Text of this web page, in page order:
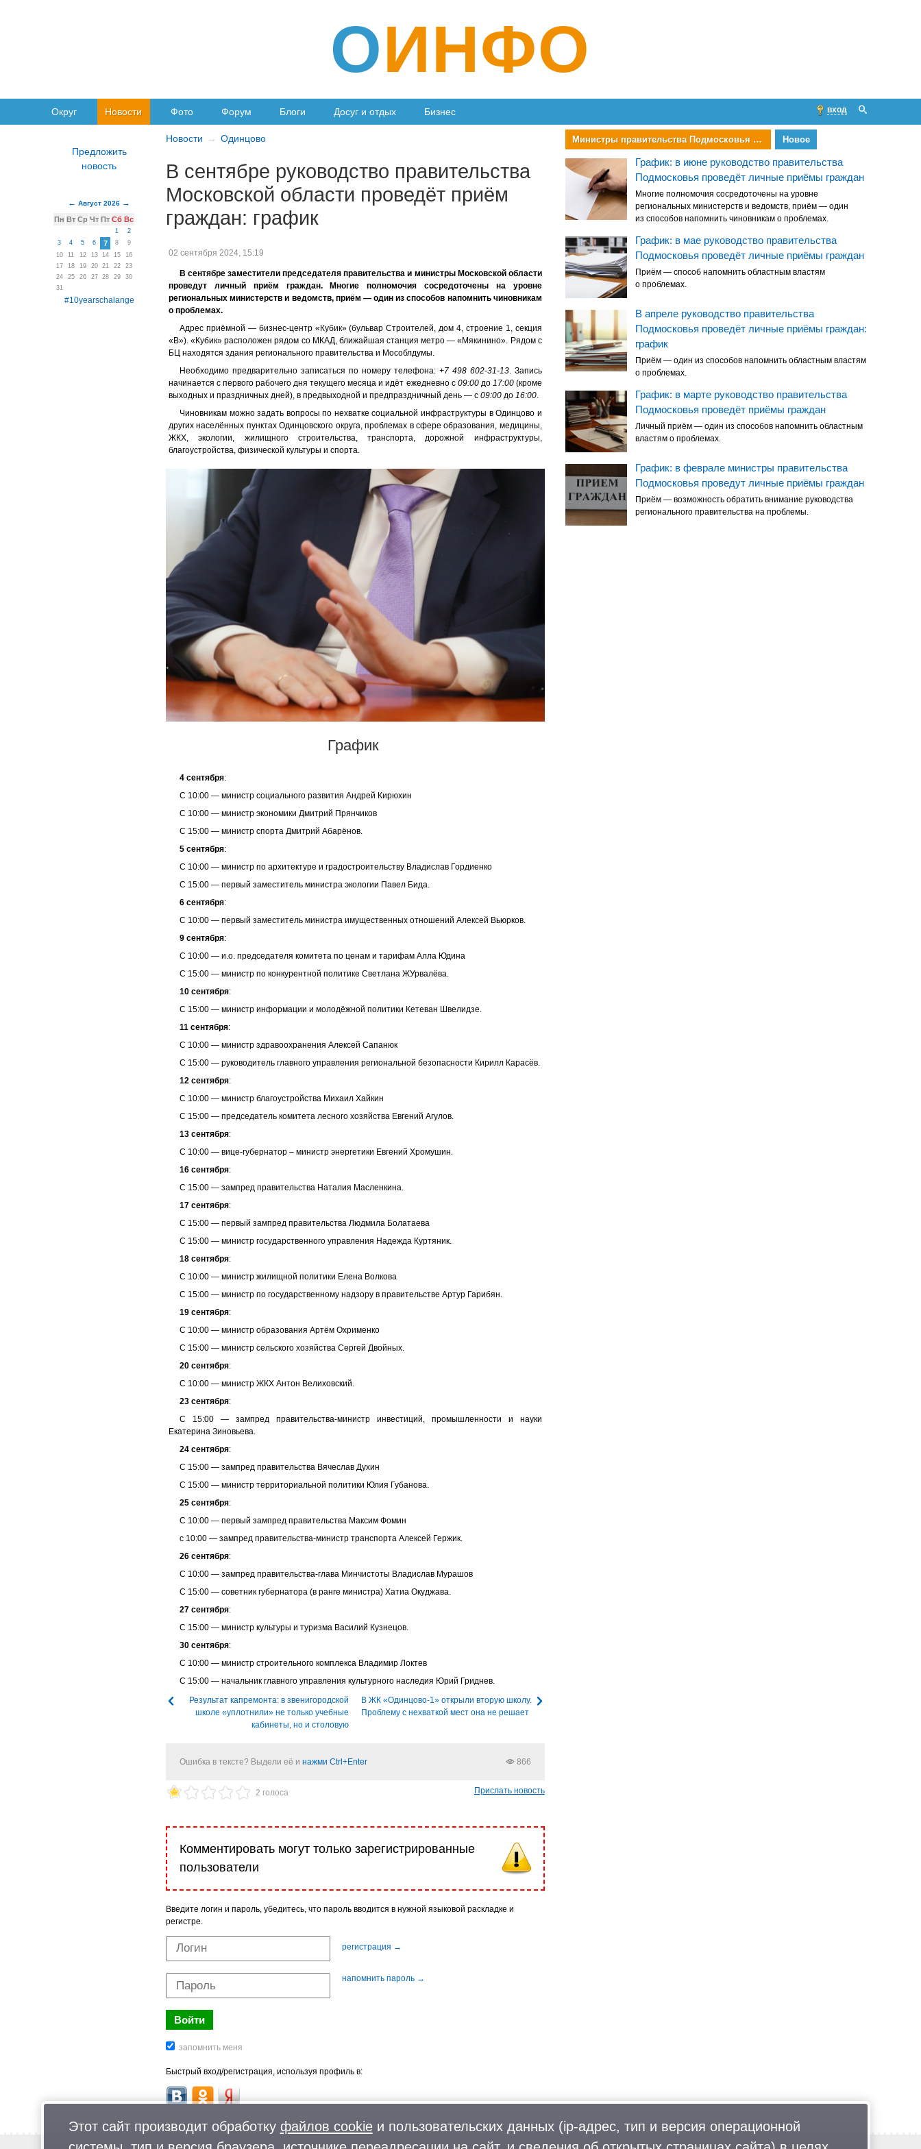
ОИНФО
Округ Новости Фото Форум Блоги Досуг и отдых Бизнес вход
Новости Одинцово
В сентябре руководство правительства
Московской области проведёт приём
граждан: график
02 сентября 2024, 15:19
В сентябре заместители председателя правительства и министры Московской области
проведут личный приём граждан. Многие полномочия сосредоточены на уровне
региональных министерств и ведомств, приём — один из способов напомнить чиновникам
о проблемах.
Адрес приёмной — бизнес-центр «Кубик» (бульвар Строителей, дом 4, строение 1, секция
«В»). «Кубик» расположен рядом со МКАД, ближайшая станция метро — «Мякинино». Рядом с
БЦ находятся здания регионального правительства и Мособлдумы.
Необходимо предварительно записаться по номеру телефона: +7 498 602-31-13. Запись
начинается с первого рабочего дня текущего месяца и идёт ежедневно с 09:00до 17:00(кроме
выходных и праздничных дней), в предвыходной и предпраздничный день — с 09:00 до 16:00.
Чиновникам можно задать вопросы по нехватке социальной инфраструктуры в Одинцово и
других населённых пунктах Одинцовского округа, проблемах в сфере образования, медицины,
ЖКХ, экологии, жилищного строительства, транспорта, дорожной инфраструктуры,
благоустройства, физической культуры и спорта.
График
4 сентября:
С 10:00 — министр социального развития Андрей Кирюхин
С 10:00 — министр экономики Дмитрий Прянчиков
С 15:00 — министр спорта Дмитрий Абарёнов.
5 сентября:
С 10:00 — министр по архитектуре и градостроительству Владислав Гордиенко
С 15:00 — первый заместитель министра экологии Павел Бида.
6 сентября:
С 10:00 — первый заместитель министра имущественных отношений Алексей Вьюрков.
9 сентября:
С 10:00 — и.о. председателя комитета по ценам и тарифам Алла Юдина
С 15:00 — министр по конкурентной политике Светлана ЖУрвалёва.
10 сентября:
С 15:00 — министр информации и молодёжной политики Кетеван Швелидзе.
11 сентября:
С 10:00 — министр здравоохранения Алексей Сапанюк
С 15:00 — руководитель главного управления региональной безопасности Кирилл Карасёв.
12 сентября:
С 10:00 — министр благоустройства Михаил Хайкин
С 15:00 — председатель комитета лесного хозяйства Евгений Агулов.
13 сентября:
С 10:00 — вице-губернатор – министр энергетики Евгений Хромушин.
16 сентября:
С 15:00 — зампред правительства Наталия Масленкина.
17 сентября:
С 15:00 — первый зампред правительства Людмила Болатаева
С 15:00 — министр государственного управления Надежда Куртяник.
18 сентября:
С 10:00 — министр жилищной политики Елена Волкова
С 15:00 — министр по государственному надзору в правительстве Артур Гарибян.
19 сентября:
С 10:00 — министр образования Артём Охрименко
С 15:00 — министр сельского хозяйства Сергей Двойных.
20 сентября:
С 10:00 — министр ЖКХ Антон Велиховский.
23 сентября:
С 15:00 — зампред правительства-министр инвестиций, промышленности и науки
Екатерина Зиновьева.
24 сентября:
С 15:00 — зампред правительства Вячеслав Духин
С 15:00 — министр территориальной политики Юлия Губанова.
25 сентября:
С 10:00 — первый зампред правительства Максим Фомин
с 10:00 — зампред правительства-министр транспорта Алексей Гержик.
26 сентября:
С 10:00 — зампред правительства-глава Минчистоты Владислав Мурашов
С 15:00 — советник губернатора (в ранге министра) Хатиа Окуджава.
27 сентября:
С 15:00 — министр культуры и туризма Василий Кузнецов.
30 сентября:
С 10:00 — министр строительного комплекса Владимир Локтев
С 15:00 — начальник главного управления культурного наследия Юрий Гриднев.
Результат капремонта: в звенигородской
школе «уплотнили» не только учебные
кабинеты, но и столовую
В ЖК «Одинцово-1» открыли вторую школу.
Проблему с нехваткой мест она не решает
Ошибка в тексте? Выдели её и нажми Ctrl+Enter 866
2 голоса Прислать новость
Комментировать могут только зарегистрированные
пользователи
Введите логин и пароль, убедитесь, что пароль вводится в нужной языковой раскладке и
регистре.
регистрация →
напомнить пароль →
Быстрый вход/регистрация, используя профиль в:
Август 2026
Пн Вт Ср Чт Пт Сб Вс
1
2
3
4 5 6 7 8
9
10
11 12 13 14 15
16
17
18 19 20 21 22
23
24
25 26 27 28 29
30
31
#10yearschalange
Министры правительства Подмосковья проведут приём граждан Новое
График: в июне руководство правительства
Подмосковья проведёт личные приёмы граждан
Многие полномочия сосредоточены на уровне
региональных министерств и ведомств, приём — один
из способов напомнить чиновникам о проблемах.
График: в мае руководство правительства
Подмосковья проведёт личные приёмы граждан
Приём — способ напомнить областным властям
о проблемах.
В апреле руководство правительства
Подмосковья проведёт личные приёмы граждан:
график
Приём — один из способов напомнить областным властям
о проблемах.
График: в марте руководство правительства
Подмосковья проведёт приёмы граждан
Личный приём — один из способов напомнить областным
властям о проблемах.
График: в феврале министры правительства
Подмосковья проведут личные приёмы граждан
Приём — возможность обратить внимание руководства
регионального правительства на проблемы.
Этот сайт производит обработку файлов cookieи пользовательских данных (ip-адрес, тип и версия операционной